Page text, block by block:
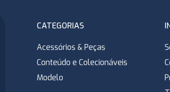
CATEGORIAS
Acessórios & Peças
Conteúdo e Colecionáveis
Modelo